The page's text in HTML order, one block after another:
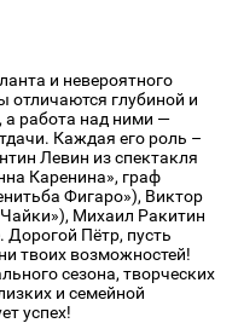
и невероятного
отличаются глубиной и
а работа над ними —
Каждая его роль –
Левин из спектакля
Каренина», граф
Фигаро»), Виктор
Михаил Ракитин
Дорогой Пётр, пусть
твоих возможностей!
сезона, творческих
и семейной
успех!